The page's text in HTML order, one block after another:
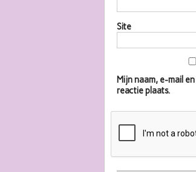
Site
Mijn naam, e-mail
reactie plaats.